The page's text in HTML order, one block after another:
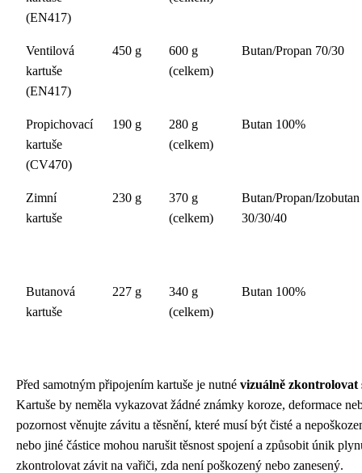
(EN417)
Ventilová
kartuše
(EN417)
450 g
600 g
(celkem)
Butan/Propan 70/30
Propichovací
kartuše
(CV470)
190 g
280 g
(celkem)
Butan 100%
Zimní
kartuše
230 g
370 g
(celkem)
Butan/Propan/Izobutan
30/30/40
Butanová
kartuše
227 g
340 g
(celkem)
Butan 100%
Před samotným připojením kartuše je nutné vizuálně
Kartuše by neměla vykazovat žádné známky koroze, deformace
pozornost věnujte závitu a těsnění, které musí být čisté a
nebo jiné částice mohou narušit těsnost spojení a způsobit únik
zkontrolovat závit na vařiči, zda není poškozený nebo zanesený.